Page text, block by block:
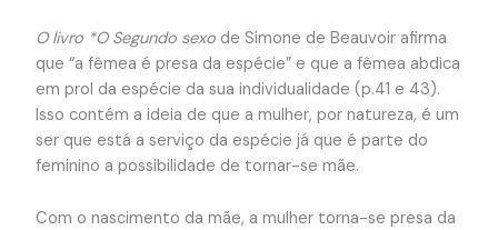
O livro *O Segundo sexo de Simone de Beauvoir afirma
que “a fêmea é presa da espécie” e que a fêmea abdica
em prol da espécie da sua individualidade (p.41 e 43).
Isso contém a ideia de que a mulher, por natureza, é um
ser que está a serviço da espécie já que é parte do
feminino a possibilidade de tornar-se mãe.
Com o nascimento da mãe, a mulher torna-se presa da